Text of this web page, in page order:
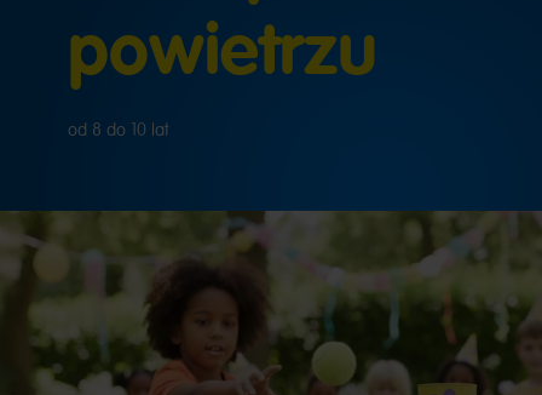
powietrzu
od 8 do 10 lat